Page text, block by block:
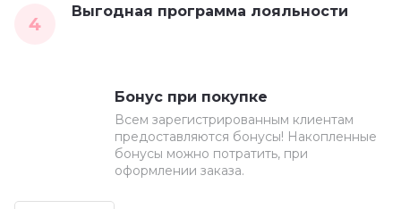
4
Выгодная программа лояльности
Бонус при покупке
Всем зарегистрированным клиентам
предоставляются бонусы! Накопленные
бонусы можно потратить, при
оформлении заказа.